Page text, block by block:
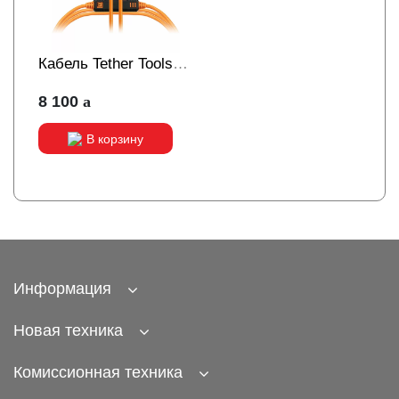
Кабель Tether Tools
USB-C, 4,6м с
прямым разъемом
Orange [CUC15G2-
8 100
В корзину
Информация
Новая техника
Комиссионная техника